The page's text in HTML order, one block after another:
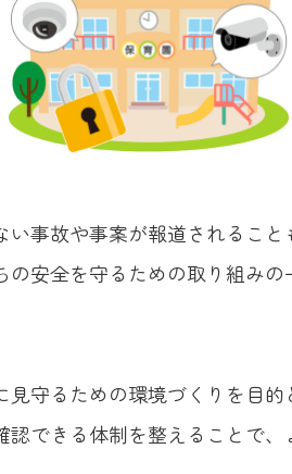
事故や事案が報道されること
安全を守るための取り組みの
守るための環境づくりを目的
できる体制を整えることで、